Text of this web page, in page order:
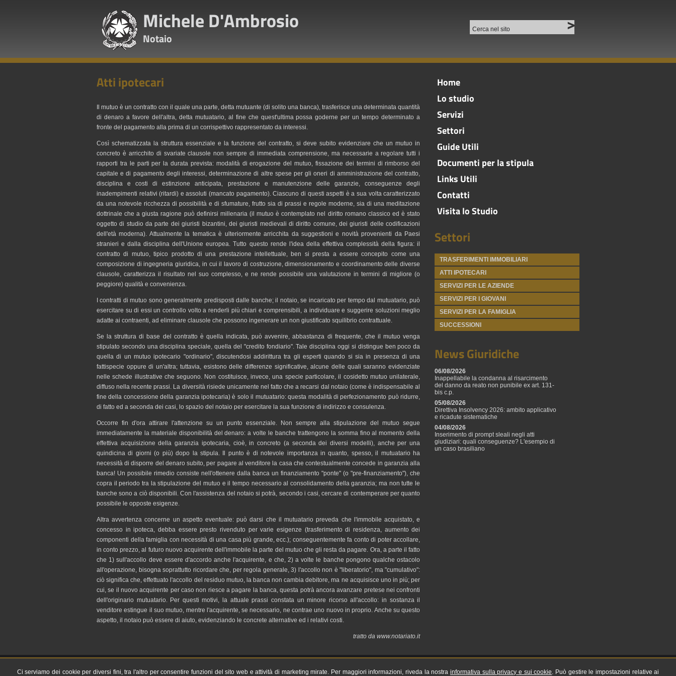
Ci serviamo dei cookie per diversi fini, tra l'altro per consentire funzioni del sito web e attività di marketing mirate. Per maggiori informazioni, riveda la nostrainformativa sulla privacy e sui cookie. Può gestire le impostazioni relative ai
Michele D'Ambrosio
Notaio
Home
Lo studio
Servizi
Settori
Guide Utili
Documenti per la stipula
Links Utili
Contatti
Visita lo Studio
Atti ipotecari
Il mutuo è un contratto con il quale una parte, detta mutuante (di solito una banca), trasferisce una determinata quantità
di denaro a favore dell'altra, detta mutuatario, al fine che quest'ultima possa goderne per un tempo determinato a
fronte del pagamento alla prima di un corrispettivo rappresentato da interessi.
Così schematizzata la struttura essenziale e la funzione del contratto, si deve subito evidenziare che un mutuo in
concreto è arricchito di svariate clausole non sempre di immediata comprensione, ma necessarie a regolare tutti i
rapporti tra le parti per la durata prevista: modalità di erogazione del mutuo, fissazione dei termini di rimborso del
capitale e di pagamento degli interessi, determinazione di altre spese per gli oneri di amministrazione del contratto,
disciplina e costi di estinzione anticipata, prestazione e manutenzione delle garanzie, conseguenze degli
inadempimenti relativi (ritardi) e assoluti (mancato pagamento). Ciascuno di questi aspetti è a sua volta caratterizzato
da una notevole ricchezza di possibilità e di sfumature, frutto sia di prassi e regole moderne, sia di una meditazione
dottrinale che a giusta ragione può definirsi millenaria (il mutuo è contemplato nel diritto romano classico ed è stato
oggetto di studio da parte dei giuristi bizantini, dei giuristi medievali di diritto comune, dei giuristi delle codificazioni
dell'età moderna). Attualmente la tematica è ulteriormente arricchita da suggestioni e novità provenienti da Paesi
stranieri e dalla disciplina dell'Unione europea. Tutto questo rende l'idea della effettiva complessità della figura: il
contratto di mutuo, tipico prodotto di una prestazione intellettuale, ben si presta a essere concepito come una
composizione di ingegneria giuridica, in cui il lavoro di costruzione, dimensionamento e coordinamento delle diverse
clausole, caratterizza il risultato nel suo complesso, e ne rende possibile una valutazione in termini di migliore (o
peggiore) qualità e convenienza.
I contratti di mutuo sono generalmente predisposti dalle banche; il notaio, se incaricato per tempo dal mutuatario, può
esercitare su di essi un controllo volto a renderli più chiari e comprensibili, a individuare e suggerire soluzioni meglio
adatte ai contraenti, ad eliminare clausole che possono ingenerare un non giustificato squilibrio contrattuale.
Se la struttura di base del contratto è quella indicata, può avvenire, abbastanza di frequente, che il mutuo venga
stipulato secondo una disciplina speciale, quella del "credito fondiario". Tale disciplina oggi si distingue ben poco da
quella di un mutuo ipotecario "ordinario", discutendosi addirittura tra gli esperti quando si sia in presenza di una
fattispecie oppure di un'altra; tuttavia, esistono delle differenze significative, alcune delle quali saranno evidenziate
nelle schede illustrative che seguono. Non costituisce, invece, una specie particolare, il cosidetto mutuo unilaterale,
diffuso nella recente prassi. La diversità risiede unicamente nel fatto che a recarsi dal notaio (come è indispensabile al
fine della concessione della garanzia ipotecaria) è solo il mutuatario: questa modalità di perfezionamento può ridurre,
di fatto ed a seconda dei casi, lo spazio del notaio per esercitare la sua funzione di indirizzo e consulenza.
Occorre fin d'ora attirare l'attenzione su un punto essenziale. Non sempre alla stipulazione del mutuo segue
immediatamente la materiale disponibilità del denaro: a volte le banche trattengono la somma fino al momento della
effettiva acquisizione della garanzia ipotecaria, cioè, in concreto (a seconda dei diversi modelli), anche per una
quindicina di giorni (o più) dopo la stipula. Il punto è di notevole importanza in quanto, spesso, il mutuatario ha
necessità di disporre del denaro subito, per pagare al venditore la casa che contestualmente concede in garanzia alla
banca! Un possibile rimedio consiste nell'ottenere dalla banca un finanziamento "ponte" (o "pre-finanziamento"), che
copra il periodo tra la stipulazione del mutuo e il tempo necessario al consolidamento della garanzia; ma non tutte le
banche sono a ciò disponibili. Con l'assistenza del notaio si potrà, secondo i casi, cercare di contemperare per quanto
possibile le opposte esigenze.
Altra avvertenza concerne un aspetto eventuale: può darsi che il mutuatario preveda che l'immobile acquistato, e
concesso in ipoteca, debba essere presto rivenduto per varie esigenze (trasferimento di residenza, aumento dei
componenti della famiglia con necessità di una casa più grande, ecc.); conseguentemente fa conto di poter accollare,
in conto prezzo, al futuro nuovo acquirente dell'immobile la parte del mutuo che gli resta da pagare. Ora, a parte il fatto
che 1) sull'accollo deve essere d'accordo anche l'acquirente, e che, 2) a volte le banche pongono qualche ostacolo
all'operazione, bisogna soprattutto ricordare che, per regola generale, 3) l'accollo non è "liberatorio", ma "cumulativo":
ciò significa che, effettuato l'accollo del residuo mutuo, la banca non cambia debitore, ma ne acquisisce uno in più; per
cui, se il nuovo acquirente per caso non riesce a pagare la banca, questa potrà ancora avanzare pretese nei confronti
dell'originario mutuatario. Per questi motivi, la attuale prassi constata un minore ricorso all'accollo: in sostanza il
venditore estingue il suo mutuo, mentre l'acquirente, se necessario, ne contrae uno nuovo in proprio. Anche su questo
aspetto, il notaio può essere di aiuto, evidenziando le concrete alternative ed i relativi costi.
tratto da www.notariato.it
Settori
TRASFERIMENTI IMMOBILIARI
ATTI IPOTECARI
SERVIZI PER LE AZIENDE
SERVIZI PER I GIOVANI
SERVIZI PER LA FAMIGLIA
SUCCESSIONI
News Giuridiche
06/08/2026
Inappellabile la condanna al risarcimento
del danno da reato non punibile ex art. 131-
bis c.p.
05/08/2026
Direttiva Insolvency 2026: ambito applicativo
e ricadute sistematiche
04/08/2026
Inserimento di prompt sleali negli atti
giudiziari: quali conseguenze? L'esempio di
un caso brasiliano
Via Venezia 7 - 65121 Pescara (PE)